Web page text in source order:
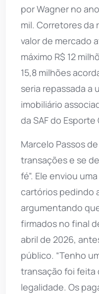
por Wagner no
mil. Corretores da
valor de mercado
máximo R$ 12
15,8 milhões
seria repassada a
imobiliário
da SAF do Esporte
Marcelo Passos
transações e se
fé”. Ele enviou
cartórios pedindo
argumentando
firmados no final
abril de 2026,
público. “Tenho
transação foi feita
legalidade. Os